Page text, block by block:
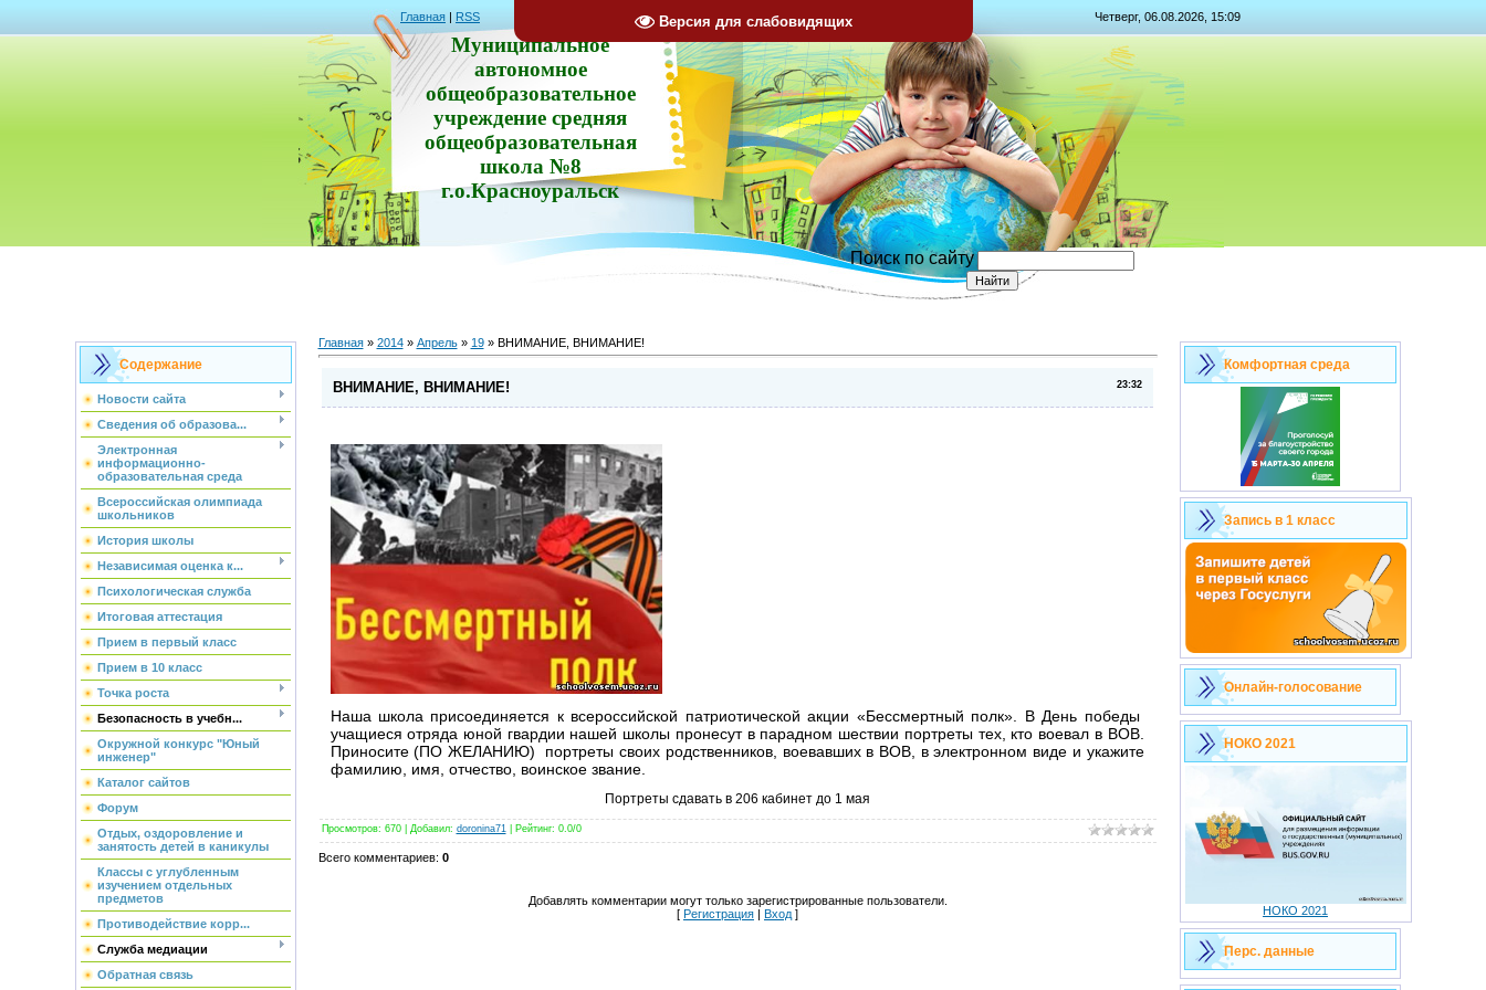
Версия для слабовидящих
Главная | RSS Четверг, 06.08.2026, 15:09
Муниципальное
автономное
общеобразовательное
учреждение средняя
общеобразовательная
школа №8
г.о.Красноуральск
Поиск по сайту
Содержание
Новости сайта
Сведения об образова...
Электронная
информационно-
образовательная среда
Всероссийская олимпиада
школьников
История школы
Независимая оценка к...
Психологическая служба
Итоговая аттестация
Прием в первый класс
Прием в 10 класс
Точка роста
Безопасность в учебн...
Окружной конкурс "Юный
инженер"
Каталог сайтов
Форум
Отдых, оздоровление и
занятость детей в каникулы
Классы с углубленным
изучением отдельных
предметов
Противодействие корр...
Служба медиации
Обратная связь
Главная» 2014 » Апрель » 19» ВНИМАНИЕ, ВНИМАНИЕ!
23:32
ВНИМАНИЕ, ВНИМАНИЕ!
Наша школа присоединяется к всероссийской патриотической акции «Бессмертный полк». В День победы
учащиеся отряда юной гвардии нашей школы пронесут в парадном шествии портреты тех, кто воевал в ВОВ.
Приносите (ПО ЖЕЛАНИЮ) портреты своих родственников, воевавших в ВОВ, в электронном виде и укажите
фамилию, имя, отчество, воинское звание.
Портреты сдавать в 206 кабинет до 1 мая
Просмотров: 670 | Добавил: doronina71 Рейтинг: 0.0/0
Всего комментариев: 0
Добавлять комментарии могут только зарегистрированные пользователи.
[ Регистрация | Вход ]
Комфортная среда
Запись в 1 класс
Онлайн-голосование
НОКО 2021
НОКО 2021
Перс. данные